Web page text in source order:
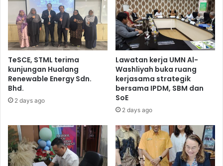
TeSCE, STML terima
kunjungan Hualang
Renewable Energy Sdn.
Bhd.
2 days ago
Lawatan kerja UMN Al-
Washliyah buka ruang
kerjasama strategik
bersama IPDM, SBM dan
SoE
2 days ago